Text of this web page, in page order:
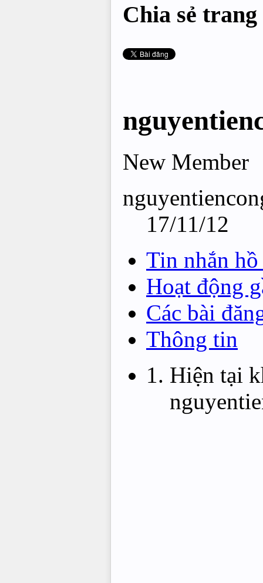
Chia sẻ trang
New Member
17/11/12
Tin nhắn hồ
Hoạt động
Các bài
Thông tin
Hiện tại